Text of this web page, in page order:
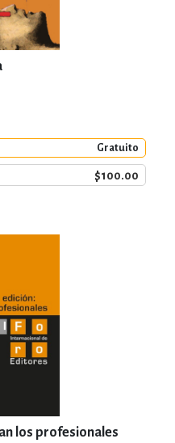
Gratuito
$100.00
los profesionales